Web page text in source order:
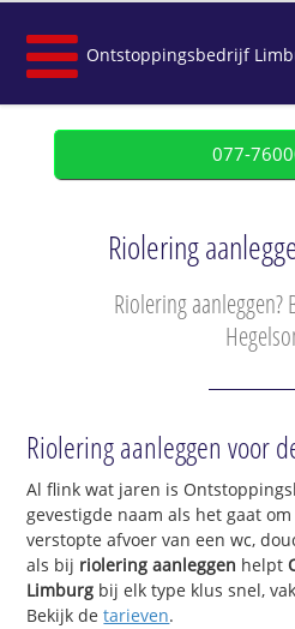
Ontstoppingsbedrijf
077-
Riolering
Riolering
Riolering aanleggen voor
Al flink wat jaren is
gevestigde naam als het gaat
verstopte afvoer van een wc,
als bij riolering aanleggen helpt
Limburg bij elk type klus snel,
Bekijk detarieven.